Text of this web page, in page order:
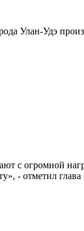
Улан-Удэ
с огромной
- отметил глава